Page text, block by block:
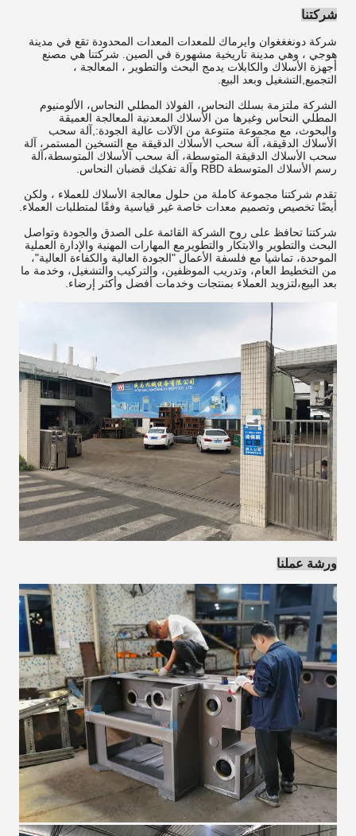
شركتنا
شركة دونغغغوان وايرماك للمعدات المعدات المحدودة تقع في مدينة
هوجي ، وهي مدينة تاريخية مشهورة في الصين. شركتنا هي مصنع
أجهزة الأسلاك والكابلات يدمج البحث والتطوير ، المعالجة ،
التجميع,التشغيل وبعد البيع.
الشركة ملتزمة بسلك النحاس، الفولاذ المطلي النحاس، الألومنيوم
المطلي النحاس وغيرها من الأسلاك المعدنية المعالجة العميقة
والبحوث، مع مجموعة متنوعة من الآلات عالية الجودة:,آلة سحب
الأسلاك الدقيقة، آلة سحب الأسلاك الدقيقة مع التسخين المستمر، آلة
سحب الأسلاك الدقيقة المتوسطة، آلة سحب الأسلاك المتوسطة،آلة
رسم الأسلاك المتوسطة RBD وآلة تفكيك قضبان النحاس.
تقدم شركتنا مجموعة كاملة من حلول معالجة الأسلاك للعملاء ، ولكن
أيضًا تخصيص وتصميم معدات خاصة غير قياسية وفقًا لمتطلبات العملاء.
شركتنا تحافظ على روح الشركة القائمة على الصدق والجودة وتواصل
البحث والتطوير والابتكار والتطويرمع المهارات المهنية والإدارة العملية
الموحدة، تماشيا مع فلسفة الأعمال "الجودة العالية والكفاءة العالية"،
من التخطيط العام، وتدريب الموظفين، والتركيب والتشغيل، وخدمة ما
بعد البيع،لتزويد العملاء بمنتجات وخدمات أفضل وأكثر إرضاء.
ورشة عملنا